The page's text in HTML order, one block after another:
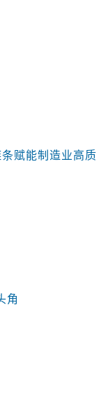
赋能制造业高质
角